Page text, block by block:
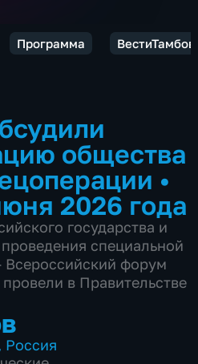
Программа ВестиТамбов
общества
•
2026 года
государства и
специальной
форум
в Правительстве
Россия